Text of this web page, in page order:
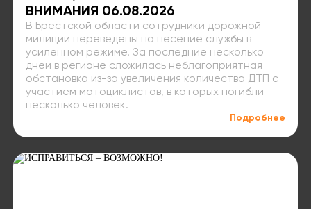
ВНИМАНИЯ 06.08.2026
В Брестской области сотрудники дорожной
милиции переведены на несение службы в
усиленном режиме. За последние несколько
дней в регионе сложилась неблагоприятная
обстановка из-за увеличения количества ДТП с
участием мотоциклистов, в которых погибли
несколько человек.
Подробнее